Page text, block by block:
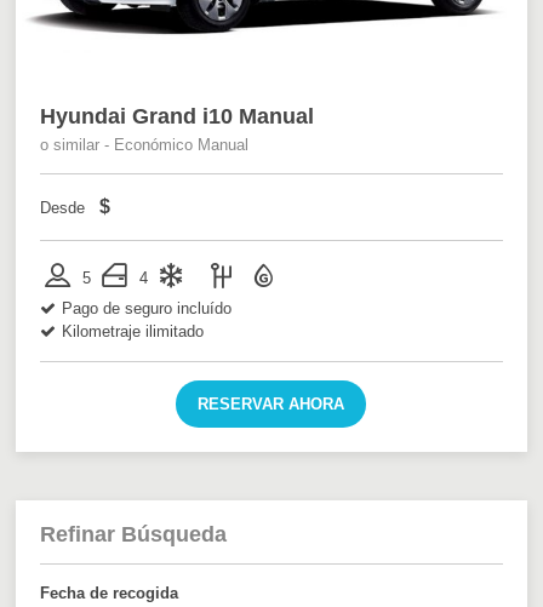
Refinar Búsqueda
Fecha de recogida
Hyundai Grand i10 Manual
o similar - Económico Manual
Desde $
5
4
Pago de seguro incluído
Kilometraje ilimitado
RESERVAR AHORA